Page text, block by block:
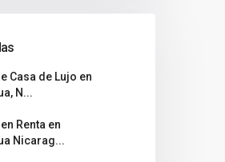
Casa de Lujo en
N...
Renta en
Nicarag...